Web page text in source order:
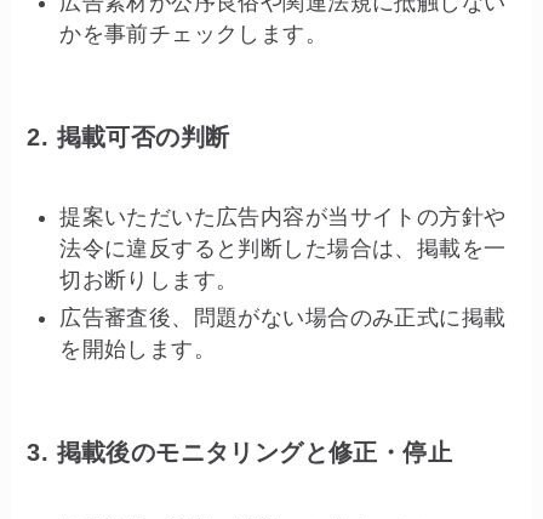
かを事前チェックします。
2. 掲載可否の判断
提案いただいた広告内容が当サイトの方針や
法令に違反すると判断した場合は、掲載を一
切お断りします。
広告審査後、問題がない場合のみ正式に掲載
を開始します。
3. 掲載後のモニタリングと修正・停止